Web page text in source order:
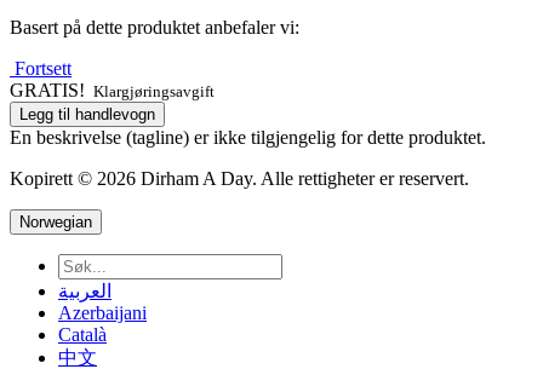
Basert på dette produktet anbefaler vi:
Fortsett
GRATIS! Klargjøringsavgift
Legg til handlevogn
En beskrivelse (tagline) er ikke tilgjengelig for dette produktet.
Kopirett © 2026 Dirham A Day. Alle rettigheter er reservert.
Norwegian
العربية
Azerbaijani
Català
中文